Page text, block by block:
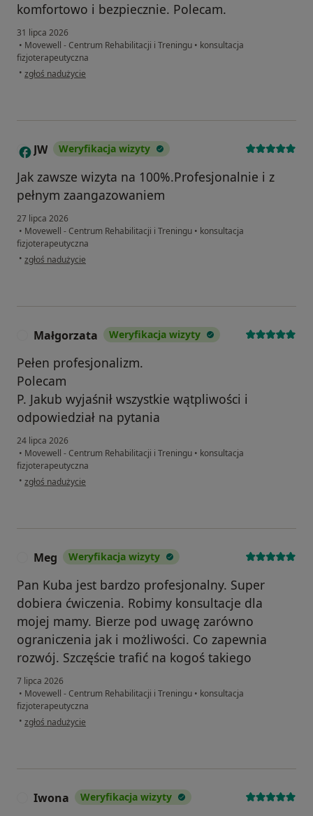
komfortowo i bezpiecznie. Polecam.
31 lipca 2026
• Movewell - Centrum Rehabilitacji i Treningu • konsultacja
fizjoterapeutyczna
• w opinii użytkownika Julia
zgłoś nadużycie
J JW Weryfikacja wizyty
Jak zawsze wizyta na 100%.Profesjonalnie i z
pełnym zaangazowaniem
27 lipca 2026
• Movewell - Centrum Rehabilitacji i Treningu • konsultacja
fizjoterapeutyczna
• w opinii użytkownika JW
zgłoś nadużycie
Małgorzata Weryfikacja wizyty
Pełen profesjonalizm.
Polecam
P. Jakub wyjaśnił wszystkie wątpliwości i
odpowiedział na pytania
24 lipca 2026
• Movewell - Centrum Rehabilitacji i Treningu • konsultacja
fizjoterapeutyczna
• w opinii użytkownika Małgorzata
zgłoś nadużycie
Meg Weryfikacja wizyty
Pan Kuba jest bardzo profesjonalny. Super
dobiera ćwiczenia. Robimy konsultacje dla
mojej mamy. Bierze pod uwagę zarówno
ograniczenia jak i możliwości. Co zapewnia
rozwój. Szczęście trafić na kogoś takiego
7 lipca 2026
• Movewell - Centrum Rehabilitacji i Treningu • konsultacja
fizjoterapeutyczna
• w opinii użytkownika Meg
zgłoś nadużycie
Iwona Weryfikacja wizyty